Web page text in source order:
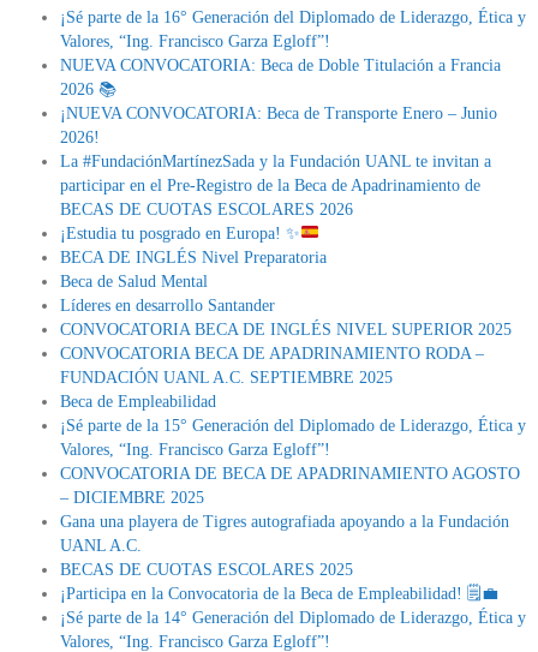
¡Sé parte de la 16° Generación del Diplomado de Liderazgo, Ética y
Valores, “Ing. Francisco Garza Egloff”!
NUEVA CONVOCATORIA: Beca de Doble Titulación a Francia
2026 📚
¡NUEVA CONVOCATORIA: Beca de Transporte Enero – Junio
2026!
La #FundaciónMartínezSada y la Fundación UANL te invitan a
participar en el Pre-Registro de la Beca de Apadrinamiento de
BECAS DE CUOTAS ESCOLARES 2026
¡Estudia tu posgrado en Europa! ✨
BECA DE INGLÉS Nivel Preparatoria
Beca de Salud Mental
Líderes en desarrollo Santander
CONVOCATORIA BECA DE INGLÉS NIVEL SUPERIOR 2025
CONVOCATORIA BECA DE APADRINAMIENTO RODA –
FUNDACIÓN UANL A.C. SEPTIEMBRE 2025
Beca de Empleabilidad
¡Sé parte de la 15° Generación del Diplomado de Liderazgo, Ética y
Valores, “Ing. Francisco Garza Egloff”!
CONVOCATORIA DE BECA DE APADRINAMIENTO AGOSTO
– DICIEMBRE 2025
Gana una playera de Tigres autografiada apoyando a la Fundación
UANL A.C.
BECAS DE CUOTAS ESCOLARES 2025
¡Participa en la Convocatoria de la Beca de Empleabilidad! 🗒💼
¡Sé parte de la 14° Generación del Diplomado de Liderazgo, Ética y
Valores, “Ing. Francisco Garza Egloff”!